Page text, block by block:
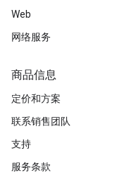
Web
网络服务
商品信息
定价和方案
联系销售团队
支持
服务条款